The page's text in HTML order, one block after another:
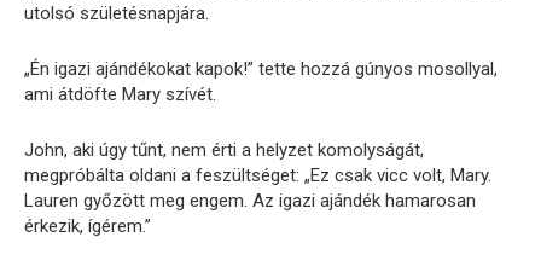
utolsó születésnapjára.
„Én igazi ajándékokat kapok!” tette hozzá gúnyos mosollyal,
ami átdöfte Mary szívét.
John, aki úgy tűnt, nem érti a helyzet komolyságát,
megpróbálta oldani a feszültséget: „Ez csak vicc volt, Mary.
Lauren győzött meg engem. Az igazi ajándék hamarosan
érkezik, ígérem.”